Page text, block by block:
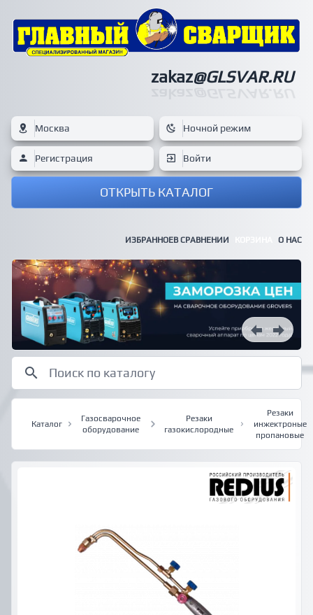
zakaz@GLSVAR.RU
Москва Ночной режим
Регистрация Войти
ОТКРЫТЬ КАТАЛОГ
ИЗБРАННОЕВ СРАВНЕНИИ О НАС
Каталог
Газосварочное
оборудование
Резаки
газокислородные
Резаки
инжектроные
пропановые